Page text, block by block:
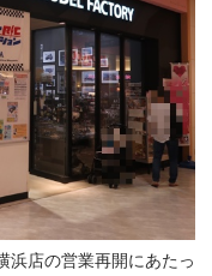
浜店の営業再開にあたっ